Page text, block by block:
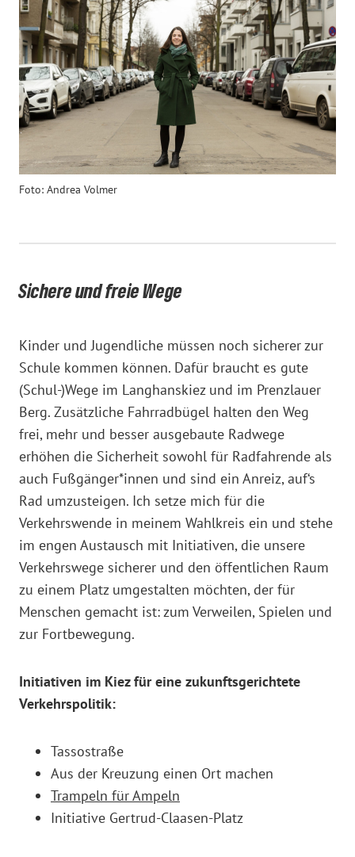
Foto: Andrea Volmer
Sichere und freie Wege
Kinder und Jugendliche müssen noch sicherer zur
Schule kommen können. Dafür braucht es gute
(Schul-)Wege im Langhanskiez und im Prenzlauer
Berg. Zusätzliche Fahrradbügel halten den Weg
frei, mehr und besser ausgebaute Radwege
erhöhen die Sicherheit sowohl für Radfahrende als
auch Fußgänger*innen und sind ein Anreiz, auf‘s
Rad umzusteigen. Ich setze mich für die
Verkehrswende in meinem Wahlkreis ein und stehe
im engen Austausch mit Initiativen, die unsere
Verkehrswege sicherer und den öffentlichen Raum
zu einem Platz umgestalten möchten, der für
Menschen gemacht ist: zum Verweilen, Spielen und
zur Fortbewegung.
Initiativen im Kiez für eine zukunftsgerichtete
Verkehrspolitik:
Tassostraße
Aus der Kreuzung einen Ort machen
Trampeln für Ampeln
Initiative Gertrud-Claasen-Platz